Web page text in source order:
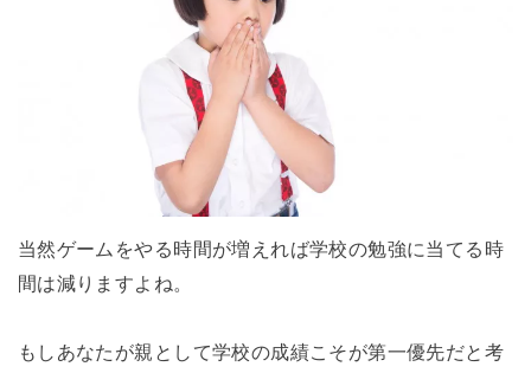
当然ゲームをやる時間が増えれば学校の勉強に当てる時
間は減りますよね。
もしあなたが親として学校の成績こそが第一優先だと考